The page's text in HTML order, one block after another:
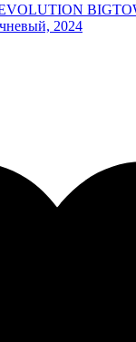
EVOLUTION
2024